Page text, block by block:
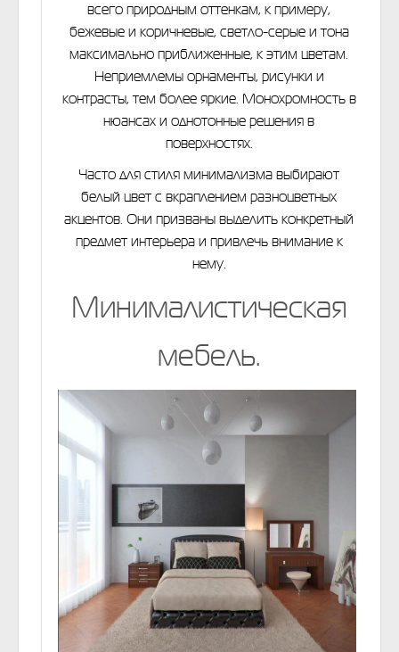
всего природным оттенкам, к примеру,
бежевые и коричневые, светло-серые и тона
максимально приближенные, к этим цветам.
Неприемлемы орнаменты, рисунки и
контрасты, тем более яркие. Монохромность в
нюансах и однотонные решения в
поверхностях.
Часто для стиля минимализма выбирают
белый цвет с вкраплением разноцветных
акцентов. Они призваны выделить конкретный
предмет интерьера и привлечь внимание к
нему.
Минималистическая
мебель.